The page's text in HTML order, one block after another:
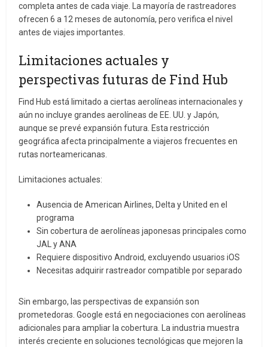
completa antes de cada viaje. La mayoría de rastreadores
ofrecen 6 a 12 meses de autonomía, pero verifica el nivel
antes de viajes importantes.
Limitaciones actuales y
perspectivas futuras de Find Hub
Find Hub está limitado a ciertas aerolíneas internacionales y
aún no incluye grandes aerolíneas de EE. UU. y Japón,
aunque se prevé expansión futura. Esta restricción
geográfica afecta principalmente a viajeros frecuentes en
rutas norteamericanas.
Limitaciones actuales:
Ausencia de American Airlines, Delta y United en el
programa
Sin cobertura de aerolíneas japonesas principales como
JAL y ANA
Requiere dispositivo Android, excluyendo usuarios iOS
Necesitas adquirir rastreador compatible por separado
Sin embargo, las perspectivas de expansión son
prometedoras. Google está en negociaciones con aerolíneas
adicionales para ampliar la cobertura. La industria muestra
interés creciente en soluciones tecnológicas que mejoren la